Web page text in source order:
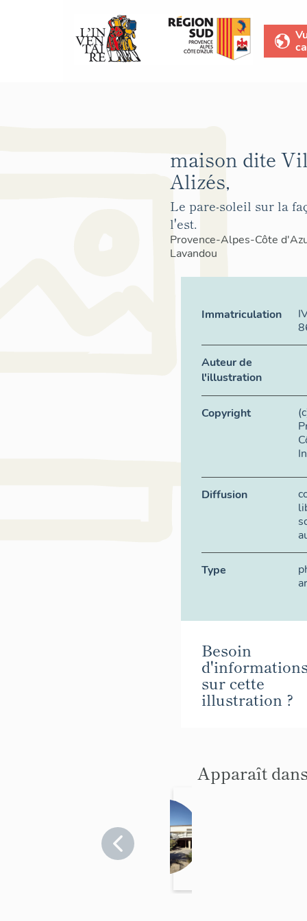
maison dite
Alizés,
Le pare-soleil sur la
l'est.
Provence-Alpes-Côte
Lavandou
Immatriculation
Auteur de
l'illustration
Copyright
Diffusion
Type
Besoin
sur cette
illustration ?
Apparaît